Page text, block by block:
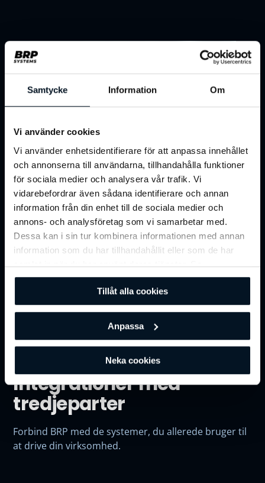
Samtycke Information Om
Vi använder cookies
Vi använder enhetsidentifierare för att anpassa innehållet
och annonserna till användarna, tillhandahålla funktioner
för sociala medier och analysera vår trafik. Vi
vidarebefordrar även sådana identifierare och annan
information från din enhet till de sociala medier och
annons- och analysföretag som vi samarbetar med.
Dessa kan i sin tur kombinera informationen med annan
information som du har tillhandahållit eller som de har
samlat in när du har använt deras tjänster. Se
vårintegritetspolicyför mer information.
Tillåt alla cookies
Anpassa
Neka cookies
Fordelsportaler
Integrer med virksomheds- og
forbrugerfordelsportaler for at udvide
rækkevidden og forenkle adgangen for
medlemmer og medarbejdere.
DINE VIGTIGE SYSTEMER, FULDT FORBUNDET
Integrationer med
tredjeparter
Forbind BRP med de systemer, du allerede bruger til
at drive din virksomhed.